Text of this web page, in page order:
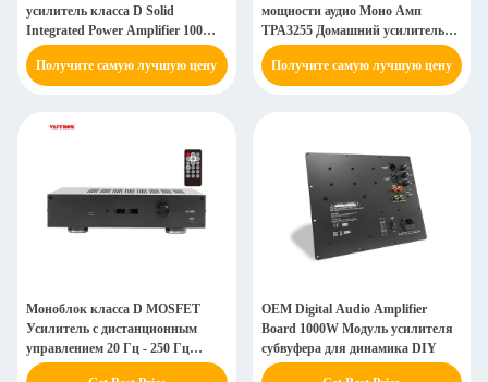
усилитель класса D Solid
Integrated Power Amplifier 100W
для домашнего кинотеатра
Получите самую лучшую цену
мощности аудио Моно Амп
TPA3255 Домашний усилитель
субвуфера
Получите самую лучшую цену
Моноблок класса D MOSFET
Усилитель с дистанционным
управлением 20 Гц - 250 Гц
Усилитель домашнего субвуфера
OEM Digital Audio Amplifier
Board 1000W Модуль усилителя
субвуфера для динамика DIY